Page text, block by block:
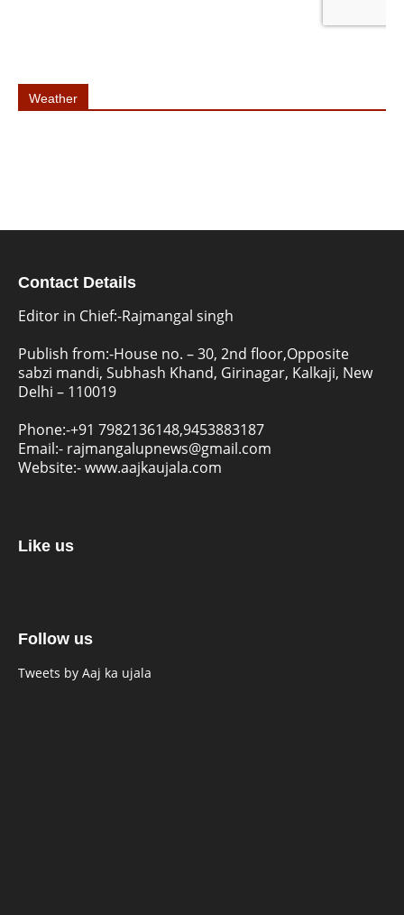
Weather
Contact Details
Editor in Chief:-Rajmangal singh
Publish from:-House no. – 30, 2nd floor,Opposite
sabzi mandi, Subhash Khand, Girinagar, Kalkaji, New
Delhi – 110019
Phone:-+91 7982136148,9453883187
Email:- rajmangalupnews@gmail.com
Website:-www.aajkaujala.com
Like us
Follow us
Tweets by Aaj ka ujala